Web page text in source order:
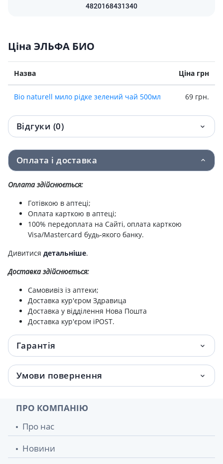
4820168431340
Ціна ЭЛЬФА БИО
Назва Ціна грн
Bio naturell мило рiдке зелений чай 500мл 69 грн.
Відгуки (0)
Оплата і доставка
Оплата здійснюється:
Готівкою в аптеці;
Оплата карткою в аптеці;
100% передоплата на Сайті, оплата карткою
Visa/Mastercard будь-якого банку.
Дивитися детальніше.
Доставка здійснюється:
Самовивіз із аптеки;
Доставка кур'єром Здравица
Доставка у відділення Нова Пошта
Доставка кур'єром iPOST.
Гарантія
Умови повернення
ПРО КОМПАНІЮ
Про нас
Новини